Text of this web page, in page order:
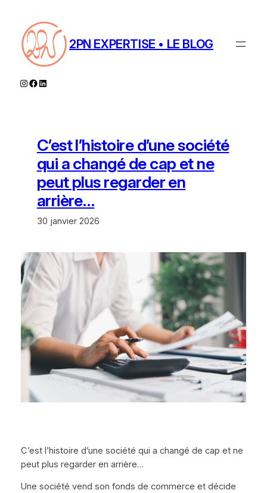
contenu
2PN EXPERTISE • LE BLOG
Instagram
Facebook
LinkedIn
C’est l’histoire d’une société
qui a changé de cap et ne
peut plus regarder en
arrière…
30 janvier 2026
C’est l’histoire d’une société qui a changé de cap et ne
peut plus regarder en arrière…
Une société vend son fonds de commerce et décide